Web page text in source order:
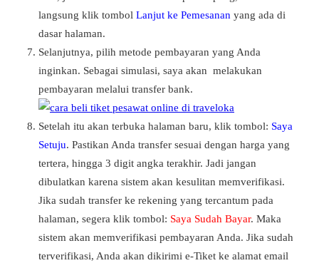
langsung klik tombol Lanjut ke Pemesanan yang ada di
dasar halaman.
Selanjutnya, pilih metode pembayaran yang Anda
inginkan. Sebagai simulasi, saya akan melakukan
pembayaran melalui transfer bank.
Setelah itu akan terbuka halaman baru, klik tombol: Saya
Setuju. Pastikan Anda transfer sesuai dengan harga yang
tertera, hingga 3 digit angka terakhir. Jadi jangan
dibulatkan karena sistem akan kesulitan memverifikasi.
Jika sudah transfer ke rekening yang tercantum pada
halaman, segera klik tombol: Saya Sudah Bayar. Maka
sistem akan memverifikasi pembayaran Anda. Jika sudah
terverifikasi, Anda akan dikirimi e-Tiket ke alamat email